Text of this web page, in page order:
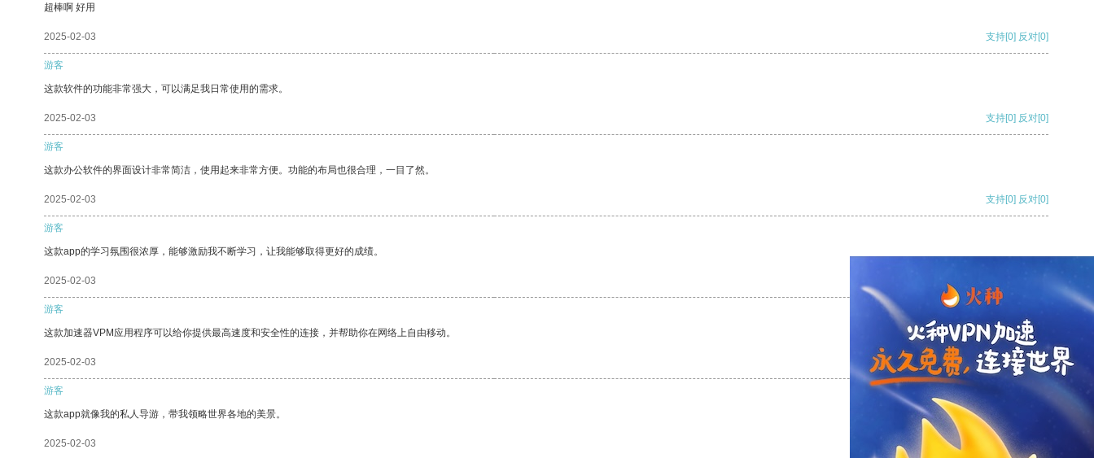
超棒啊 好用
2025-02-03 支持[0] 反对[0]
游客
这款软件的功能非常强大，可以满足我日常使用的需求。
2025-02-03 支持[0] 反对[0]
游客
这款办公软件的界面设计非常简洁，使用起来非常方便。功能的布局也很合理，一目了然。
2025-02-03 支持[0] 反对[0]
游客
这款app的学习氛围很浓厚，能够激励我不断学习，让我能够取得更好的成绩。
2025-02-03
游客
这款加速器VPM应用程序可以给你提供最高速度和安全性的连接，并帮助你在网络上自由移动。
2025-02-03 支持 [0] 反对[0]
游客
这款app就像我的私人导游，带我领略世界各地的美景。
2025-02-03 支持[0] 反对